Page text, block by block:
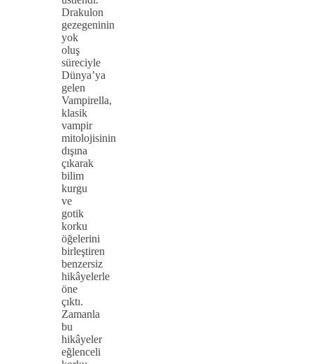
Drakulon
gezegeninin
yok
oluş
süreciyle
Dünya’ya
gelen
Vampirella,
klasik
vampir
mitolojisinin
dışına
çıkarak
bilim
kurgu
ve
gotik
korku
öğelerini
birleştiren
benzersiz
hikâyelerle
öne
çıktı.
Zamanla
bu
hikâyeler
eğlenceli